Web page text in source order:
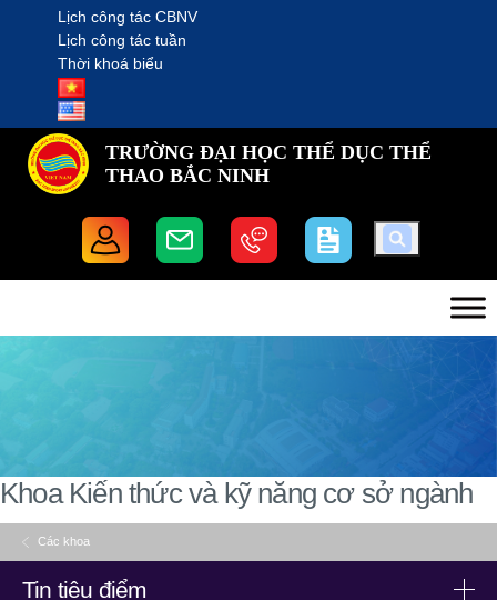
Lịch công tác CBNV
Lịch công tác tuần
Thời khoá biểu
TRƯỜNG ĐẠI HỌC THỂ DỤC THỂ
THAO BẮC NINH
Khoa Kiến thức và kỹ năng cơ sở ngành
Các khoa
Tin tiêu điểm